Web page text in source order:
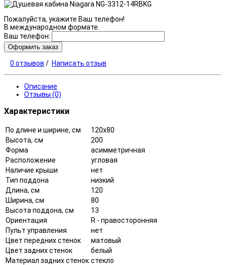
Пожалуйста, укажите Ваш телефон!
В международном формате.
Ваш телефон:
Оформить заказ
0 отзывов / Написать отзыв
Описание
Отзывы (0)
Характеристики
По длине и ширине, см
120x80
Высота, см
200
Форма
асимметричная
Расположение
угловая
Наличие крыши
нет
Тип поддона
низкий
Длина, см
120
Ширина, см
80
Высота поддона, см
13
Ориентация
R - правосторонняя
Пульт управления
нет
Цвет передних стенок
матовый
Цвет задних стенок
белый
Материал задних стенок стекло